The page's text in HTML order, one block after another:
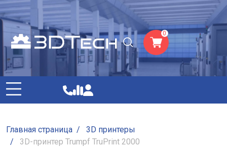
0
Главная страница /
3D принтеры
/
3D-принтер Trumpf TruPrint 2000